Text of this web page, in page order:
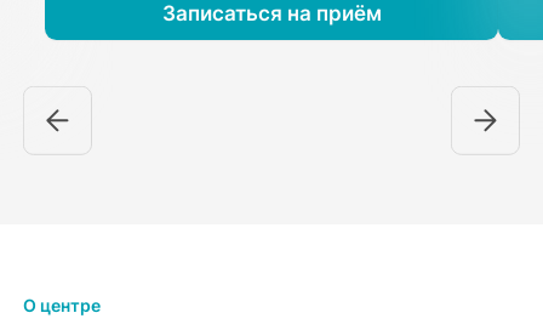
Записаться на приём
О центре